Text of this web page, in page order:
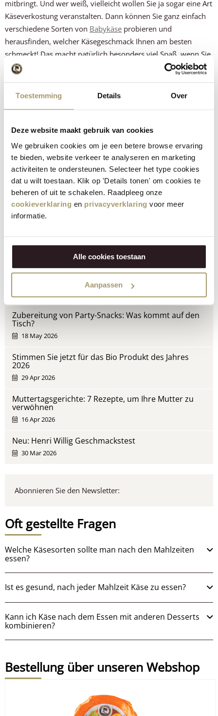
Toestemming Details Over
Deze website maakt gebruik van cookies
We gebruiken cookies om je een betere browse ervaring
te bieden, website verkeer te analyseren en marketing
activiteiten te ondersteunen. Selecteer het type cookies
dat u wilt toestaan. Klik op 'Details tonen' om cookies te
beheren of uit te schakelen. Raadpleeg onze
cookieverklaring en privacyverklaring voor meer
informatie.
Alle cookies toestaan
Aanpassen
mitbringt. Und wer weiß, vielleicht wollen Sie ja sogar eine Art
Käseverkostung veranstalten. Dann können Sie ganz einfach
verschiedene Sorten von Babykäse probieren und
herausfinden, welcher Käsegeschmack Ihnen am besten
schmeckt! Das macht natürlich besonders viel Spaß, wenn Sie
Besuch haben.
Der leckerste Käse nach dem Essen
bei Henri Willig
Bei Henri Willig finden Sie Käsesorten, die sich perfekt zum
Verzehr nach einer Mahlzeit eignen. Egal, ob Sie einen
kräftigen Geschmack wie unseren alten Gouda oder einen
milderen wie unsere Bio-Käse mögen, in unserem Sortiment
werden Sie fündig!Bestellen Sie Käse online oder schauen Sie
in einem unsererKäselädenvorbei. Genießen Sie Ihre
Mahlzeit!
Neueste Beiträge
Käse aufbewahren: Wie geht das am besten?
Zubereitung von Party-Snacks: Was kommt auf den
Tisch?
18 May 2026
Stimmen Sie jetzt für das Bio Produkt des Jahres
2026
29 Apr 2026
Muttertagsgerichte: 7 Rezepte, um Ihre Mutter zu
verwöhnen
16 Apr 2026
Neu: Henri Willig Geschmackstest
30 Mar 2026
Abonnieren Sie den Newsletter:
Oft gestellte Fragen
Welche Käsesorten sollte man nach den Mahlzeiten
essen?
Ist es gesund, nach jeder Mahlzeit Käse zu essen?
Kann ich Käse nach dem Essen mit anderen Desserts
kombinieren?
Bestellung über unseren Webshop